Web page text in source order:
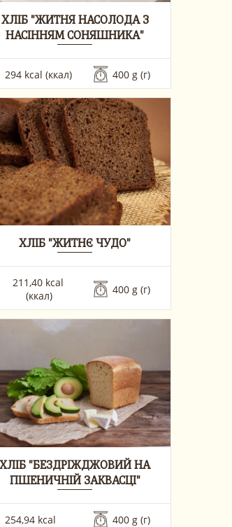
ХЛІБ "ЖИТНЯ НАСОЛОДА З
НАСІННЯМ СОНЯШНИКА"
294 kcal (ккал) 400 g (г)
ХЛІБ "ЖИТНЄ ЧУДО"
211,40 kcal
(ккал)
400 g (г)
ХЛІБ "БЕЗДРІЖДЖОВИЙ НА
ПШЕНИЧНІЙ ЗАКВАСЦІ"
254,94 kcal 400 g (г)